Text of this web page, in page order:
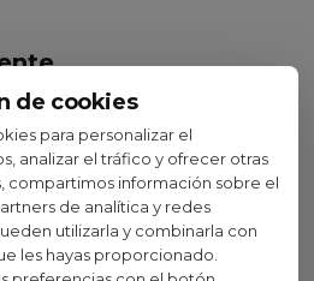
de cookies
para personalizar el
analizar el tráfico y ofrecer otras
compartimos información sobre el
de analítica y redes
utilizarla y combinarla con
les hayas proporcionado.